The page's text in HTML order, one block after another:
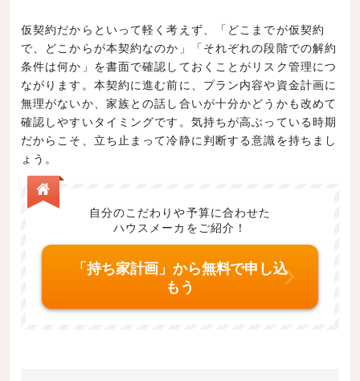
仮契約だからといって軽く考えず、「どこまでが仮契約
で、どこからが本契約なのか」「それぞれの段階での解約
条件は何か」を書面で確認しておくことがリスク管理につ
ながります。本契約に進む前に、プラン内容や資金計画に
無理がないか、家族との話し合いが十分かどうかも改めて
確認しやすいタイミングです。気持ちが高ぶっている時期
だからこそ、立ち止まって冷静に判断する意識を持ちまし
ょう。
自分のこだわりや予算に合わせた
ハウスメーカをご紹介！
「持ち家計画」から無料で申し込
もう